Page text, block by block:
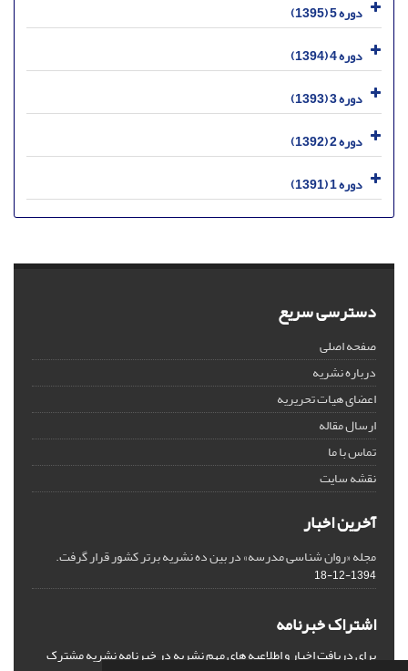
دوره 5 (1395)
دوره 4 (1394)
دوره 3 (1393)
دوره 2 (1392)
دوره 1 (1391)
دسترسی سریع
صفحه اصلی
درباره نشریه
اعضای هیات تحریریه
ارسال مقاله
تماس با ما
نقشه سایت
آخرین اخبار
مجله «روان شناسی مدرسه» در بین ده نشریه برتر کشور قرار گرفت.
1394-12-18
اشتراک خبرنامه
برای دریافت اخبار و اطلاعیه های مهم نشریه در خبرنامه نشریه مشترک